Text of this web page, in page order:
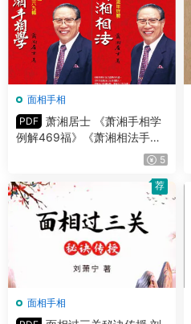
面相手相
PDF 萧湘居士 《萧湘手相学
例解469福》《萧湘相法手相
5
面相手相
荐